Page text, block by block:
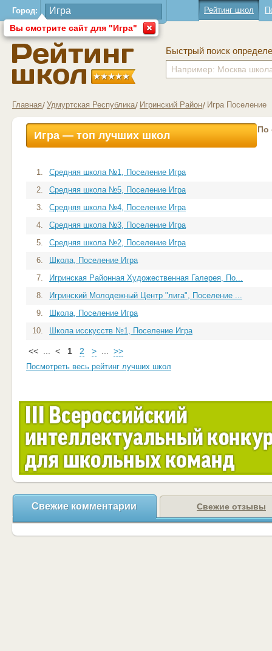
Город:
Вы смотрите сайт для "Игра"
Рейтинг школ
Быстрый поиск
Главная Удмуртская Республика Игринский Район Игра Поселение
Игра — топ лучших школ По
1.
Средняя школа №1, Поселение Игра
2.
Средняя школа №5, Поселение Игра
3.
Средняя школа №4, Поселение Игра
4.
Средняя школа №3, Поселение Игра
5.
Средняя школа №2, Поселение Игра
6.
Школа, Поселение Игра
7.
Игринская Районная Художественная Галерея, По...
8.
Игринский Молодежный Центр "лига", Поселение ...
9.
Школа, Поселение Игра
10.
Школа исскусств №1, Поселение Игра
<< < 1 2 > >>
Посмотреть весь рейтинг лучших школ
Свежие комментарии Свежие отзывы